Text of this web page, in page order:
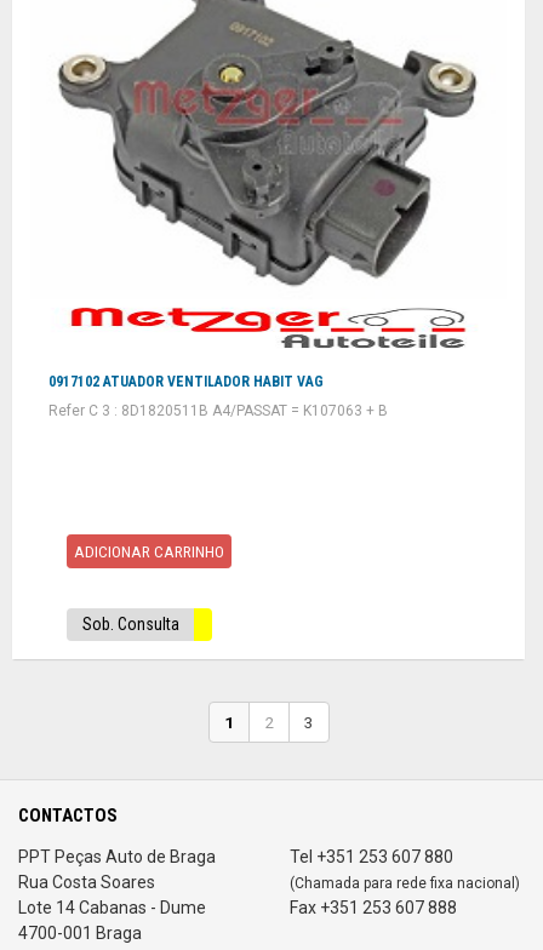
0917102 ATUADOR VENTILADOR HABIT VAG
Refer C 3 : 8D1820511B A4/PASSAT = K107063 + B
ADICIONAR CARRINHO
Sob. Consulta
1 2 3
CONTACTOS
PPT Peças Auto de Braga
Rua Costa Soares
Lote 14 Cabanas - Dume
4700-001 Braga
Tel +351 253 607 880
(Chamada para rede fixa nacional)
Fax +351 253 607 888